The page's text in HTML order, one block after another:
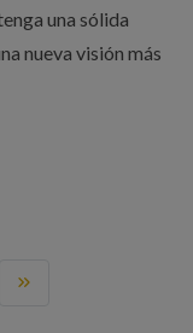
una sólida
nueva visión más